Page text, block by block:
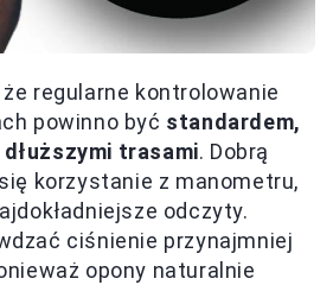
regularne kontrolowanie
powinno być standardem,
trasami. Dobrą
korzystanie z manometru,
odczyty.
ciśnienie przynajmniej
opony naturalnie